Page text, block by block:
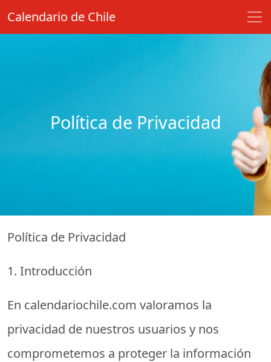
Calendario de Chile
Política de Privacidad
Política de Privacidad
1. Introducción
En calendariochile.com valoramos la
privacidad de nuestros usuarios y nos
comprometemos a proteger la información